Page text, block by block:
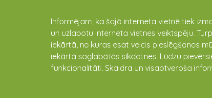
Informējam, ka šajā interneta vietnē tiek
un uzlabotu interneta vietnes veiktspēju.
iekārtā, no kuras esat veicis pieslēgšanos
iekārtā saglabātās sīkdatnes. Lūdzu
funkcionalitāti. Skaidra un visaptveroša